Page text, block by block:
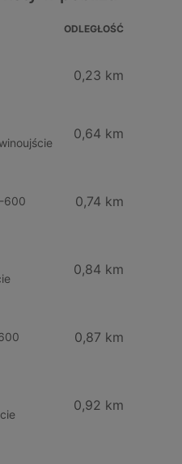
ODLEGŁOŚĆ
0,23 km
0,64 km
600
0,74 km
0,84 km
0,87 km
0,92 km